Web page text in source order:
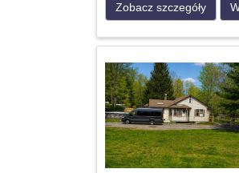
Zobacz szczegóły